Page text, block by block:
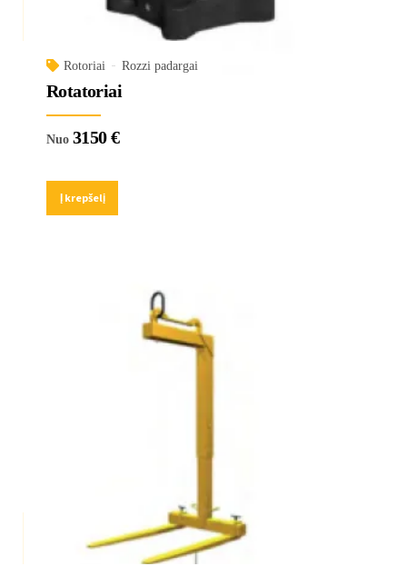
Rotoriai Rozzi padargai
Rotatoriai
Nuo 3150€
Į krepšelį